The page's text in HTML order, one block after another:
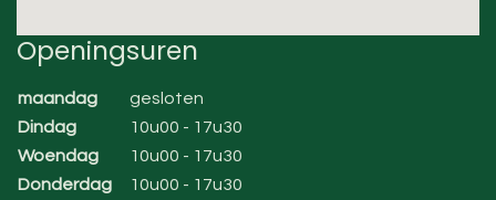
Openingsuren
maandag
gesloten
Dindag
10u00 - 17u30
Woendag
10u00 - 17u30
Donderdag
10u00 - 17u30